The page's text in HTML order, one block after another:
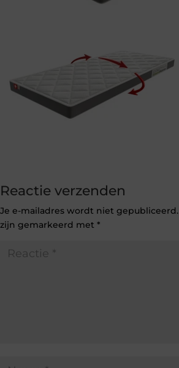
Reactie verzenden
Je e-mailadres wordt niet gepubliceerd.
zijn gemarkeerd met *